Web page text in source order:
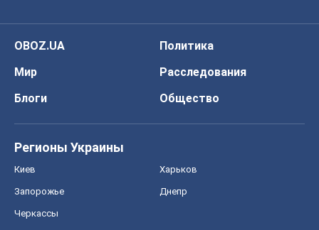
OBOZ.UA
Политика
Мир
Расследования
Блоги
Общество
Регионы Украины
Киев Харьков
Запорожье Днепр
Черкассы